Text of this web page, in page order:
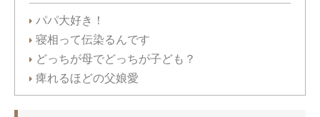
パパ大好き！
寝相って伝染るんです
どっちが母でどっちが子ども？
痺れるほどの父娘愛